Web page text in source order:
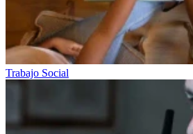
Trabajo Social